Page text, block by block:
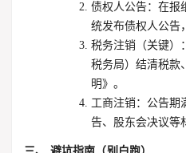
债权人公告：在报
统发布债权人公告，
税务注销（关键）
税务局）结清税款
明》。
工商注销 ：公告期
告、股东会决议等